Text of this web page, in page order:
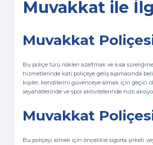
Muvakkat ile
Muvakkat
Bu poliçe türü riskleri azaltmak ve kısa
hizmetlerinde kati poliçeye geliş aşamasında
kişiler, kendilerini güvenceye almak için geçici
seyahatlerinde ve spor aktivitelerinde hızlı
Muvakkat Poliçesi
Bu poliçeyi almak için öncelikle sigorta şirketi